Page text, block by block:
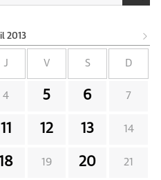
2013
J V S D
4 5 6 7
11 12 13 14
19 20 21